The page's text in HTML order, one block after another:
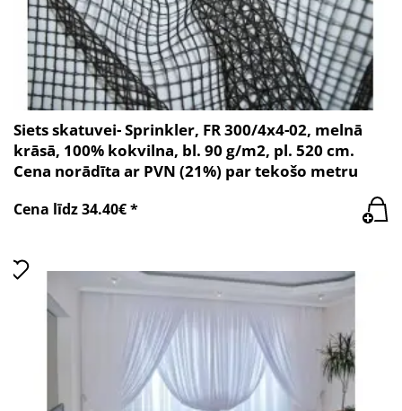
Siets skatuvei- Sprinkler, FR 300/4x4-02, melnā
krāsā, 100% kokvilna, bl. 90 g/m2, pl. 520 cm.
Cena norādīta ar PVN (21%) par tekošo metru
Cena līdz 34.40€ *